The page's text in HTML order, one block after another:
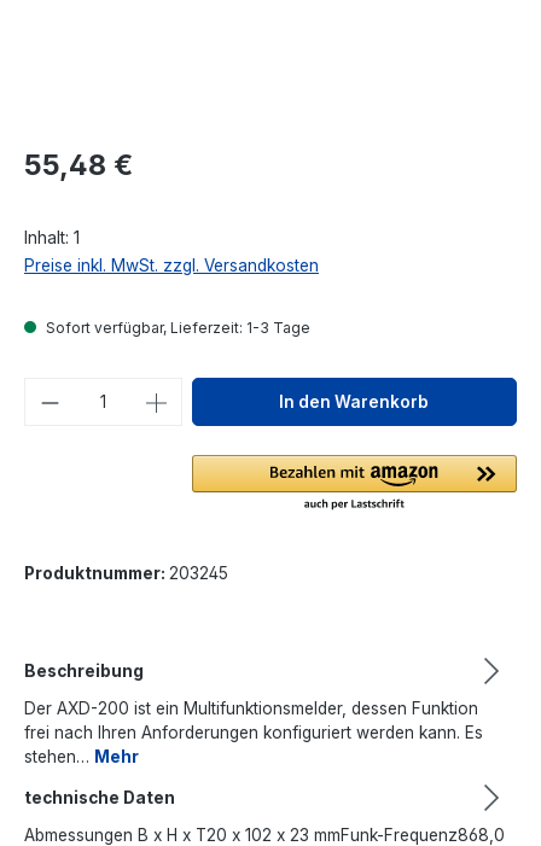
Regulärer Preis:
55,48 €
Inhalt: 1
Preise inkl. MwSt. zzgl. Versandkosten
Sofort verfügbar, Lieferzeit: 1-3 Tage
Produkt Anzahl: Gib denIn den Warenkorb
Produktnummer: 203245
Beschreibung
Der AXD-200 ist ein Multifunktionsmelder, dessen Funktion
frei nach Ihren Anforderungen konfiguriert werden kann. Es
stehen… Mehr
technische Daten
Abmessungen B x H x T20 x 102 x 23 mmFunk-Frequenz868,0